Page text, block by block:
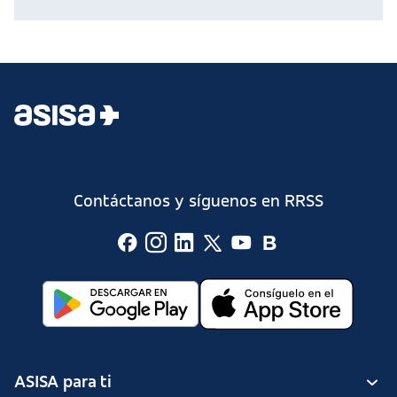
Contáctanos y síguenos en RRSS
ASISA para ti